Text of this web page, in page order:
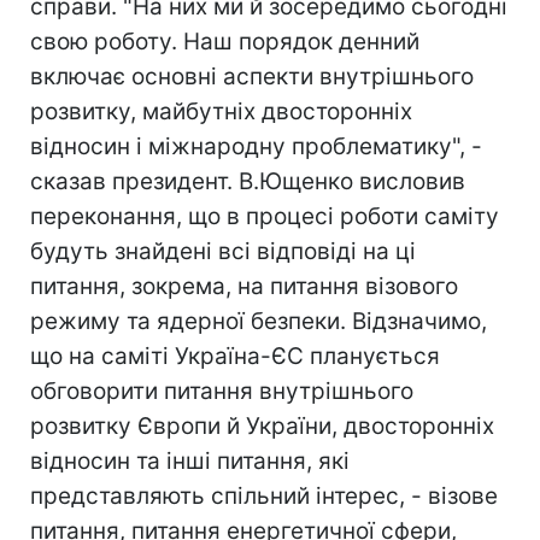
справи. "На них ми й зосередимо сьогодні
свою роботу. Наш порядок денний
включає основні аспекти внутрішнього
розвитку, майбутніх двосторонніх
відносин і міжнародну проблематику", -
сказав президент. В.Ющенко висловив
переконання, що в процесі роботи саміту
будуть знайдені всі відповіді на ці
питання, зокрема, на питання візового
режиму та ядерної безпеки. Відзначимо,
що на саміті Україна-ЄС планується
обговорити питання внутрішнього
розвитку Європи й України, двосторонніх
відносин та інші питання, які
представляють спільний інтерес, - візове
питання, питання енергетичної сфери,